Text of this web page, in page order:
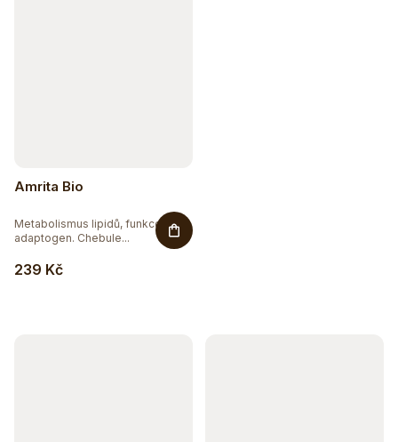
Amrita Bio
239 Kč
Metabolismus lipidů, funkce jater,
adaptogen. Chebule...
Sleva až 20 %